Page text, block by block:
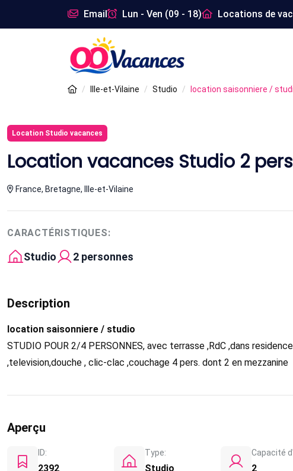
Email Lun - Ven (09 - 18) Locations de
Ille-et-Vilaine Studio location saisonniere /
Location Studio vacances
Location vacances Studio 2
France, Bretagne, Ille-et-Vilaine
CARACTÉRISTIQUES:
Studio 2 personnes
Description
location saisonniere / studio
STUDIO POUR 2/4 PERSONNES, avec terrasse ,RdC ,dans
,television,douche , clic-clac ,couchage 4 pers. dont 2 en mezzanine
Aperçu
ID:
2392
Type:
Studio
Capacité
2